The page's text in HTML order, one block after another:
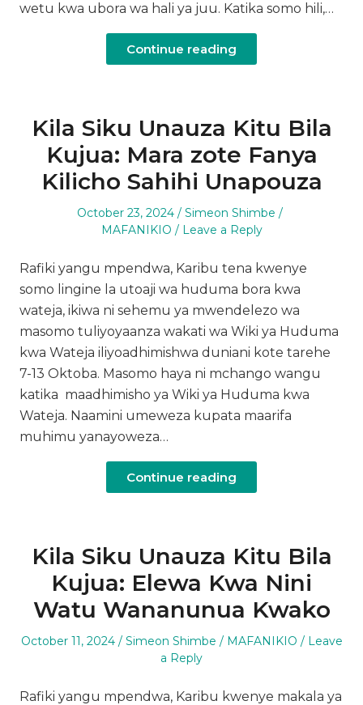
wetu kwa ubora wa hali ya juu. Katika somo hili,…
Continue reading
Kila Siku Unauza Kitu Bila
Kujua: Mara zote Fanya
Kilicho Sahihi Unapouza
Posted
October 23, 2024 Author
Simeon Shimbe
MAFANIKIO Leave a Reply
Rafiki yangu mpendwa, Karibu tena kwenye
somo lingine la utoaji wa huduma bora kwa
wateja, ikiwa ni sehemu ya mwendelezo wa
masomo tuliyoyaanza wakati wa Wiki ya Huduma
kwa Wateja iliyoadhimishwa duniani kote tarehe
7-13 Oktoba. Masomo haya ni mchango wangu
katika maadhimisho ya Wiki ya Huduma kwa
Wateja. Naamini umeweza kupata maarifa
muhimu yanayoweza…
Continue reading
Kila Siku Unauza Kitu Bila
Kujua: Elewa Kwa Nini
Watu Wananunua Kwako
Posted
October 11, 2024 Author
Simeon Shimbe
Posted
MAFANIKIO
Leave
a Reply
Rafiki yangu mpendwa, Karibu kwenye makala ya